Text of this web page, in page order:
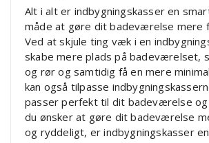
Alt i alt er indbygningskasser en
måde at gøre dit badeværelse mere
Ved at skjule ting væk i en
skabe mere plads på badeværelset,
og rør og samtidig få en mere
kan også tilpasse
passer perfekt til dit badeværelse og
du ønsker at gøre dit badeværelse
og ryddeligt, er indbygningskasser